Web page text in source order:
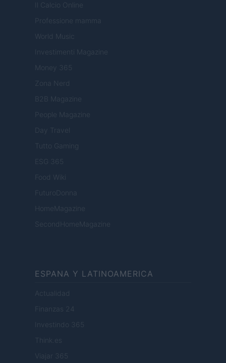
Il Calcio Online
Professione mamma
World Music
Investimenti Magazine
Money 365
Zona Nerd
B2B Magazine
People Magazine
Day Travel
Tutto Gaming
ESG 365
Food Wiki
FuturoDonna
HomeMagazine
SecondHomeMagazine
ESPANA Y LATINOAMERICA
Actualidad
Finanzas 24
Investindo 365
Think.es
Viajar 365